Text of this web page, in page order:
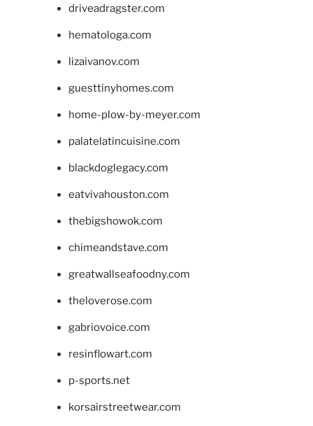
driveadragster.com
hematologa.com
lizaivanov.com
guesttinyhomes.com
home-plow-by-meyer.com
palatelatincuisine.com
blackdoglegacy.com
eatvivahouston.com
thebigshowok.com
chimeandstave.com
greatwallseafoodny.com
theloverose.com
gabriovoice.com
resinflowart.com
p-sports.net
korsairstreetwear.com